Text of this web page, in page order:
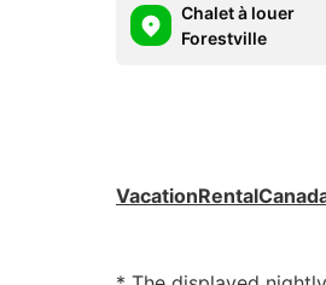
Chalet à louer
Forestville